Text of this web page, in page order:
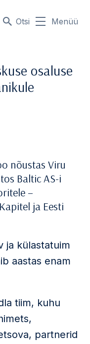
Otsi Menüü
osaluse
nõustas Viru
Baltic AS-i
–
ja Eesti
ja külastatuim
aastas enam
tiim, kuhu
partnerid